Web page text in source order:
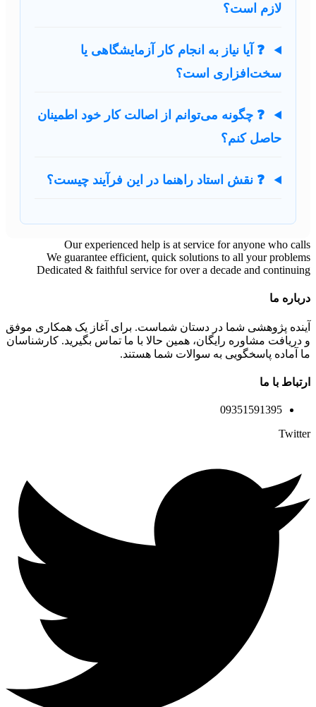
لازم است؟
❓ آیا نیاز به انجام کار آزمایشگاهی یا
سخت‌افزاری است؟
❓ چگونه می‌توانم از اصالت کار خود اطمینان
حاصل کنم؟
❓ نقش استاد راهنما در این فرآیند چیست؟
Our experienced help is at service for anyone who calls
We guarantee efficient, quick solutions to all your problems
Dedicated & faithful service for over a decade and continuing
درباره ما
آینده پژوهشی شما در دستان شماست. برای آغاز یک همکاری موفق
و دریافت مشاوره رایگان، همین حالا با ما تماس بگیرید. کارشناسان
ما آماده پاسخگویی به سوالات شما هستند.
ارتباط با ما
09351591395
Twitter